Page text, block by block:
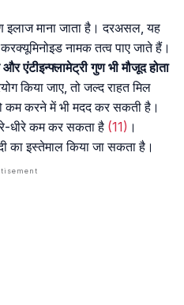
इलाज माना जाता है। दरअसल, यह
नामक तत्व पाए जाते हैं।
एंटीइन्फ्लामेट्री गुण भी मौजूद होता
किया जाए, तो जल्द राहत मिल
कम करने में भी मदद कर सकती है।
धीरे कम कर सकता है (11) ।
का इस्तेमाल किया जा सकता है।